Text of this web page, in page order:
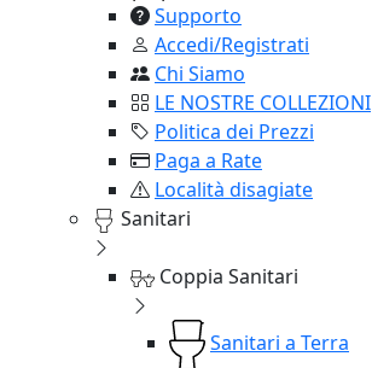
Supporto
Accedi/Registrati
Chi Siamo
LE NOSTRE COLLEZIONI
Politica dei Prezzi
Paga a Rate
Località disagiate
Sanitari
Coppia Sanitari
Sanitari a Terra